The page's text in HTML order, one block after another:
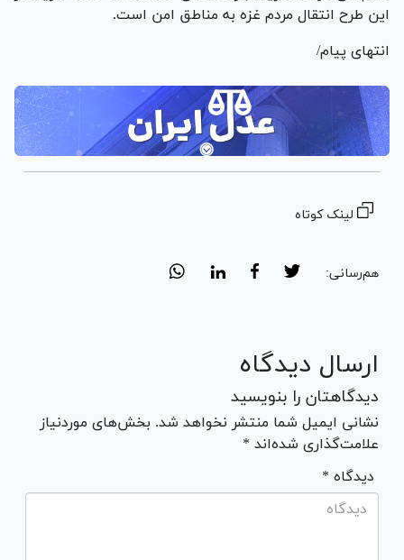
این طرح انتقال مردم غزه به مناطق امن است.
انتهای پیام/
لینک کوتاه
هم‌رسانی:
ارسال دیدگاه
دیدگاهتان را بنویسید
نشانی ایمیل شما منتشر نخواهد شد. بخش‌های موردنیاز
علامت‌گذاری شده‌اند *
* دیدگاه